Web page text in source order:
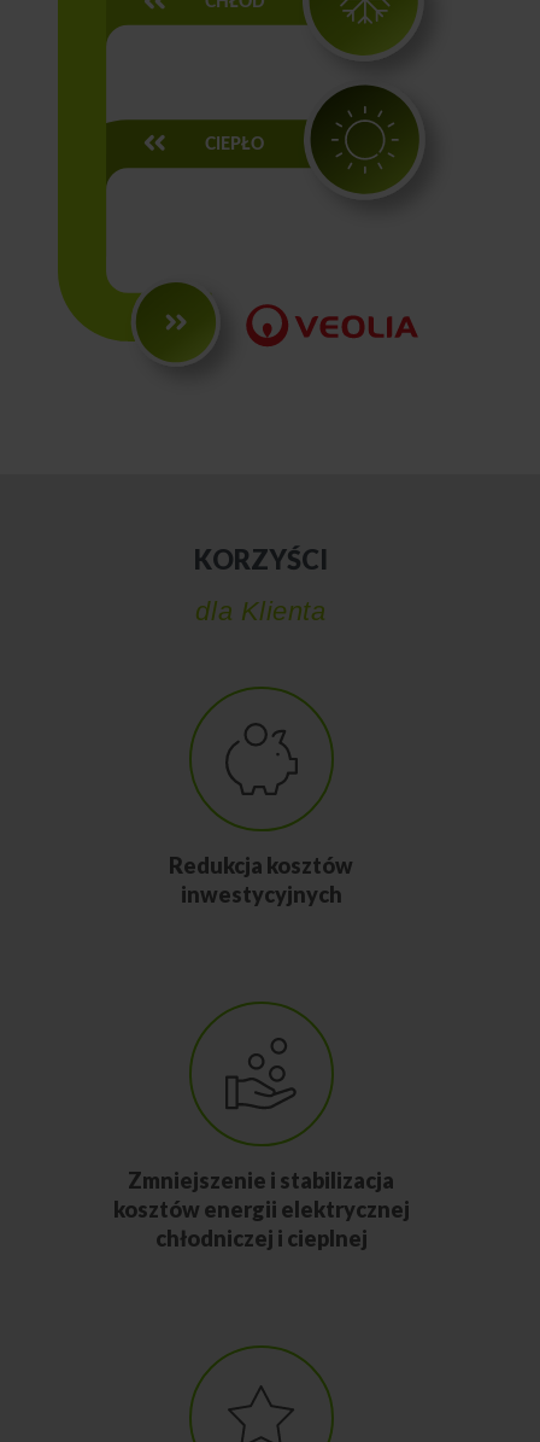
KORZYŚCI
dla Klienta
Redukcja kosztów
inwestycyjnych
Zmniejszenie i stabilizacja
kosztów energii elektrycznej
chłodniczej i cieplnej